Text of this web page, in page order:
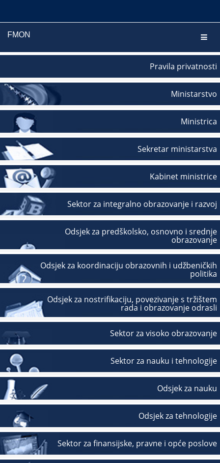
FMON
Pravila privatnosti
Ministarstvo
Ministrica
Sekretar ministarstva
Kabinet ministrice
Sektor za integralno obrazovanje i razvoj
Odsjek za predškolsko, osnovno i srednje
obrazovanje
Odsjek za koordinaciju obrazovnih i udžbeničkih
politika
Odsjek za nostrifikaciju, povezivanje s tržištem
rada i obrazovanje odrasli
Sektor za visoko obrazovanje
Sektor za nauku i tehnologije
Odsjek za nauku
Odsjek za tehnologije
Sektor za finansijske, pravne i opće poslove